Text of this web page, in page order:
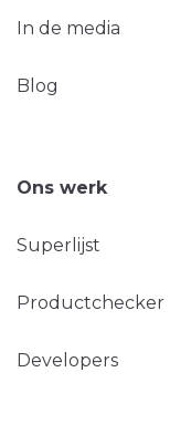
In de media
Blog
Ons werk
Superlijst
Productchecker
Developers